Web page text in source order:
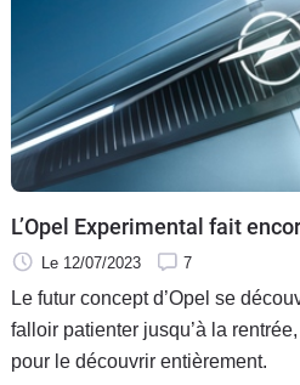
citadines dotées de moteurs
« à contre-courant » nous vous
thermiques à l’Opel Corsa
L’Opel Experimental fait
Le 12/07/2023 7
Le futur concept d’Opel se
falloir patienter jusqu’à la
pour le découvrir entièrement.